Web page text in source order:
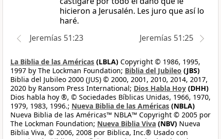
hicieron a Jerusalén. Les juro que así lo
haré.
Jeremías 51:23
Jeremías 51:25
La Biblia de las Américas (LBLA) Copyright © 1986, 1995,
1997 by The Lockman Foundation; Biblia del Jubileo (JBS)
Biblia del Jubileo 2000 (JUS) © 2000, 2001, 2010, 2014, 2017,
2020 by Ransom Press International; Dios Habla Hoy (DHH)
Dios habla hoy ®, © Sociedades Bíblicas Unidas, 1966, 1970,
1979, 1983, 1996.; Nueva Biblia de las Américas (NBLA)
Nueva Biblia de las Américas™ NBLA™ Copyright © 2005 por
The Lockman Foundation; Nueva Biblia Viva (NBV) Nueva
Biblia Viva, © 2006, 2008 por Biblica, Inc.® Usado con